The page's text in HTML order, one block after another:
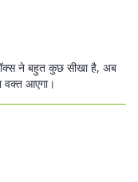
ने बहुत कुछ सीखा है, अब
वक्त आएगा।